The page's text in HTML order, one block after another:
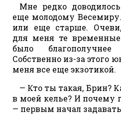
Мне редко
еще молодому
или еще старше.
для меня те
было
Собственно из-за этого
меня все еще экзотикой.
— Кто ты такая, Брин?
в моей келье? И почему
— первым начал